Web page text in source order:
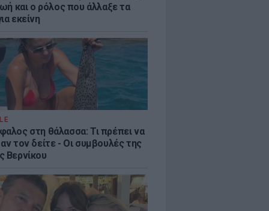
και ο ρόλος που άλλαξε τα
εκείνη
στη θάλασσα: Τι πρέπει να
τον δείτε - Οι συμβουλές της
Βερνίκου